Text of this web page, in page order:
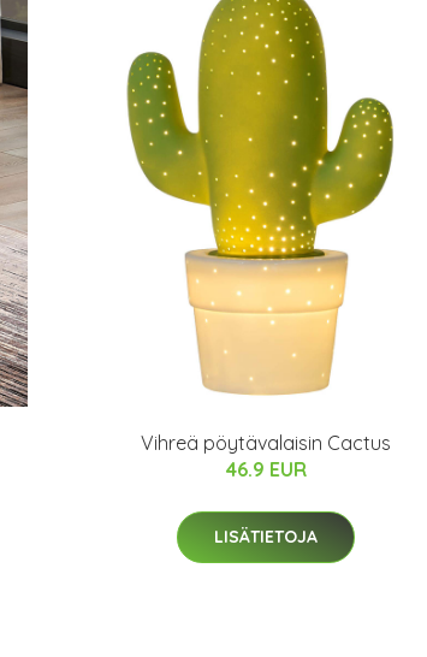
Vihreä pöytävalaisin Cactus
46.9 EUR
LISÄTIETOJA